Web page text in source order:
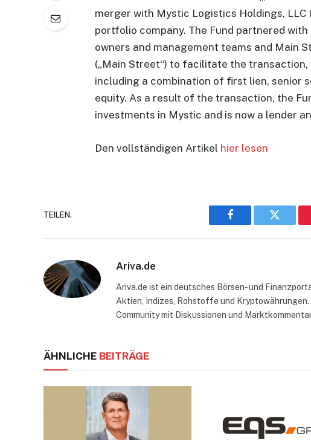
merger with Mystic Logistics Holdings, LLC
portfolio company. The Fund partnered with
owners and management teams and Main
(„Main Street“) to facilitate the transaction,
including a combination of first lien, senior
equity. As a result of the transaction, the
investments in Mystic and is now a lender
Den vollständigen Artikel hier lesen
TEILEN.
Facebook Twitter
Ariva.de
Ariva.de ist ein deutsches Börsen- und
Aktien, Indizes, Rohstoffe und
Community mit Diskussionen und
ÄHNLICHE BEITRÄGE